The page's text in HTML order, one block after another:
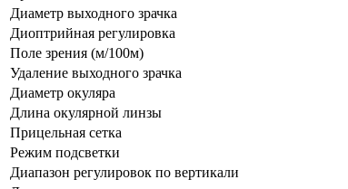
Диаметр выходного зрачка
Диоптрийная регулировка
Поле зрения (м/100м)
Удаление выходного зрачка
Диаметр окуляра
Длина окулярной линзы
Прицельная сетка
Режим подсветки
Диапазон регулировок по вертикали